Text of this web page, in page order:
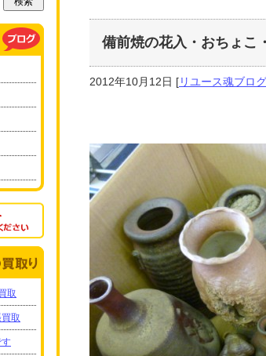
備前焼の花入・おちょこ
2012年10月12日 [リユース魂ブログ
取
取